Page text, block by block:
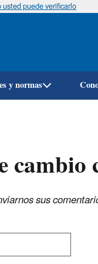
puede verificarlo
y normas
sus